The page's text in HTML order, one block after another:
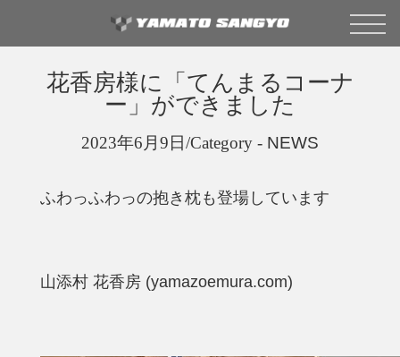
花香房様に「てんまるコーナ
ー」ができました
2023年6月9日/Category - NEWS
ふわっふわっの抱き枕も登場しています
山添村 花香房 (yamazoemura.com)